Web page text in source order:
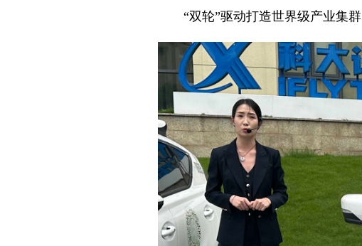
“双轮”驱动打造世界级产业集群